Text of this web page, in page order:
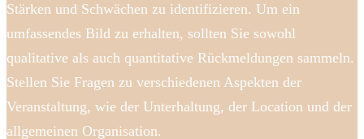
Stärken und Schwächen zu identifizieren. Um ein
umfassendes Bild zu erhalten, sollten Sie sowohl
qualitative als auch quantitative Rückmeldungen sammeln.
Stellen Sie Fragen zu verschiedenen Aspekten der
Veranstaltung, wie der Unterhaltung, der Location und der
allgemeinen Organisation.